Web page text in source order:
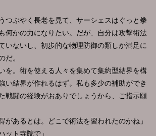
つぶやく長老を見て、サーシェスはぐっと拳
何かの力になりたい。だが、自分は攻撃術法
いないし、初歩的な物理防御の類しか満足に
だ。
を。術を使える人々を集めて集約型結界を構
い結界が作れるはず。私も多少の補助ができ
戦闘の経験がおありでしょうから、ご指示願
があるとは。どこで術法を習われたのかね」
ット寺院で」